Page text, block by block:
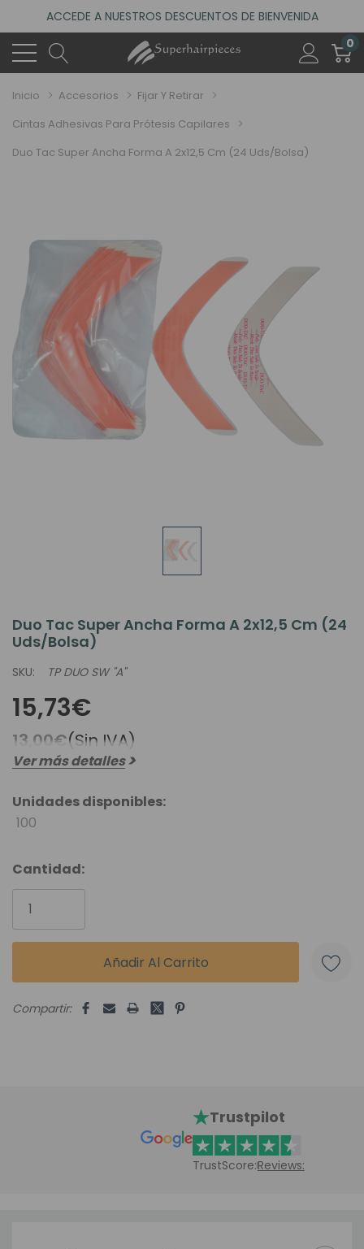
ACCEDE A NUESTROS DESCUENTOS DE BIENVENIDA
4.6
(485 reseñas)
VISITA NUESTRO NUEVO SALÓN EN MADRID
ACCEDE A NUESTROS DESCUENTOS DE BIENVENIDA
0
Inicio Accesorios
Fijar Y Retirar
Cintas Adhesivas Para Prótesis Capilares
Duo Tac Super Ancha Forma A 2x12,5 Cm (24 Uds/bolsa)
Duo Tac Super Ancha Forma A 2x12,5 Cm (24
Uds/bolsa)
SKU: TP DUO SW "A"
15,73€
13,00€(Sin IVA)
Ver más detalles
Unidades disponibles:
100
Cantidad:
Compartir:
Trustpilot
TrustScore:Reviews: